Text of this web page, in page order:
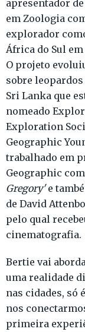
apresentador
em Zoologia
explorador
África do Sul
O projeto
sobre
Sri Lanka que
nomeado
Exploration
Geographic
trabalhado em
Geographic
Gregory'e
de David
pelo qual
cinematografia.
Bertie vai
uma realidade
nas cidades, só
nos
primeira